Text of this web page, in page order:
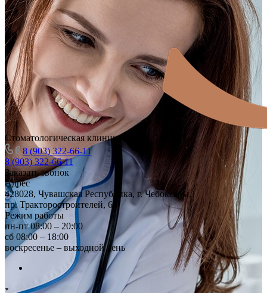
Стоматологическая клиника
8 (903) 322-66-11
8 (903) 322-66-11
Заказать звонок
Адрес
428028, Чувашская Республика, г. Чебоксары,
пр. Тракторостроителей, 64
Режим работы
пн-пт 08:00 – 20:00
сб 08:00 – 18:00
воскресенье – выходной день